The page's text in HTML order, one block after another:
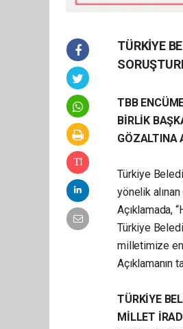
TÜRKİYE
TBB
BİRLİK
GÖZALTINA
Türkiye
yönelik alınan
Açıklamada,
Türkiye
milletimize
Açıklamanın
TÜRKİYE
MİLLET